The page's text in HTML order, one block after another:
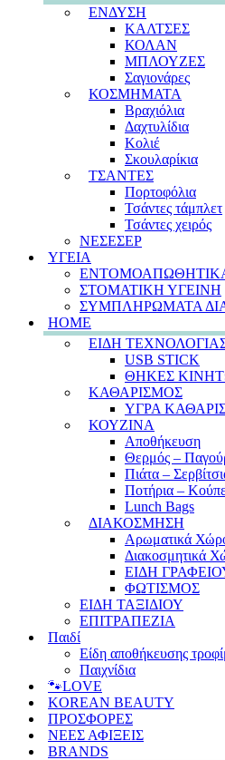
ΕΝΔΥΣΗ
ΚΑΛΤΣΕΣ
ΚΟΛΑΝ
ΜΠΛΟΥΖΕΣ
Σαγιονάρες
ΚΟΣΜΗΜΑΤΑ
Βραχιόλια
Δαχτυλίδια
Κολιέ
Σκουλαρίκια
ΤΣΑΝΤΕΣ
Πορτοφόλια
Τσάντες τάμπλετ
Τσάντες χειρός
ΝΕΣΕΣΕΡ
ΥΓΕΙΑ
ΣΤΟΜΑΤΙΚΗ ΥΓΕΙΝΗ
ΣΥΜΠΛΗΡΩΜΑΤΑ
HOME
ΕΙΔΗ
USB STICK
ΘΗΚΕΣ
ΚΑΘΑΡΙΣΜΟΣ
ΥΓΡΑ
ΚΟΥΖΙΝΑ
Αποθήκευση
Θερμός –
Πιάτα –
Ποτήρια –
Lunch Bags
ΔΙΑΚΟΣΜΗΣΗ
Αρωματικά
Διακοσμητικά
ΕΙΔΗ
ΦΩΤΙΣΜΟΣ
ΕΙΔΗ ΤΑΞΙΔΙΟΥ
ΕΠΙΤΡΑΠΕΖΙΑ
Παιδί
Είδη αποθήκευσης
Παιχνίδια
🐾LOVE
KOREAN BEAUTY
ΠΡΟΣΦΟΡΕΣ
ΝΕΕΣ ΑΦΙΞΕΙΣ
BRANDS